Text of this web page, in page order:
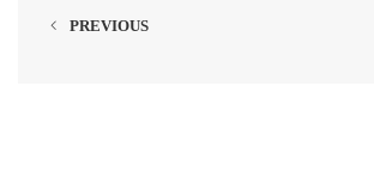
PREVIOUS